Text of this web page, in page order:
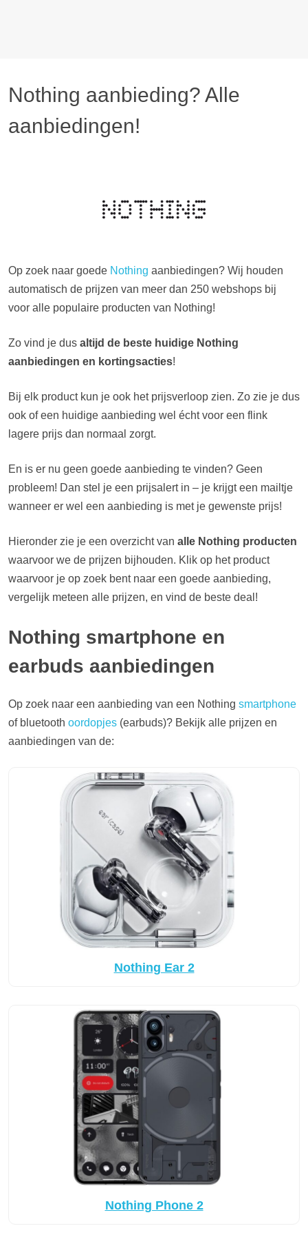
Nothing aanbieding? Alle
aanbiedingen!
Op zoek naar goede Nothing aanbiedingen? Wij houden
automatisch de prijzen van meer dan 250 webshops bij
voor alle populaire producten van Nothing!
Zo vind je dus altijd de beste huidige Nothing
aanbiedingen en kortingsacties!
Bij elk product kun je ook het prijsverloop zien. Zo zie je dus
ook of een huidige aanbieding wel écht voor een flink
lagere prijs dan normaal zorgt.
En is er nu geen goede aanbieding te vinden? Geen
probleem! Dan stel je een prijsalert in – je krijgt een mailtje
wanneer er wel een aanbieding is met je gewenste prijs!
Hieronder zie je een overzicht van alle Nothing producten
waarvoor we de prijzen bijhouden. Klik op het product
waarvoor je op zoek bent naar een goede aanbieding,
vergelijk meteen alle prijzen, en vind de beste deal!
Nothing smartphone en
earbuds aanbiedingen
Op zoek naar een aanbieding van een Nothing smartphone
of bluetooth oordopjes (earbuds)? Bekijk alle prijzen en
aanbiedingen van de:
Nothing Ear 2
Nothing Phone 2